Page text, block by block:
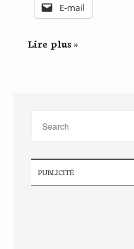
E-mail
Lire plus »
PUBLICITÉ